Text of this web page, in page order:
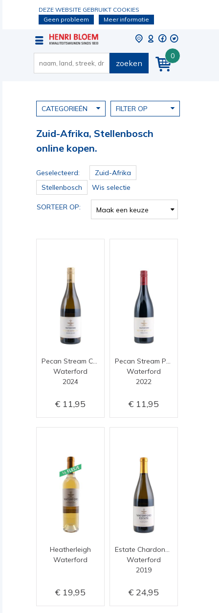
DEZE WEBSITE GEBRUIKT COOKIES
Geen probleem
Meer informatie
0
zoeken
CATEGORIEËN FILTER OP
Zuid-Afrika, Stellenbosch
online kopen.
Geselecteerd:
Zuid-Afrika
Stellenbosch
Wis selectie
SORTEER OP: Maak een keuze
Waterford
2024
11,95
Waterford
2022
11,95
Heatherleigh
Waterford
19,95
Waterford
2019
24,95